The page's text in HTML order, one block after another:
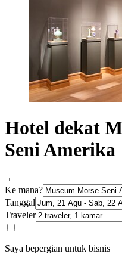
Hotel dekat
Seni Amerika
Ke mana?
Tanggal
Traveler
Saya bepergian untuk bisnis